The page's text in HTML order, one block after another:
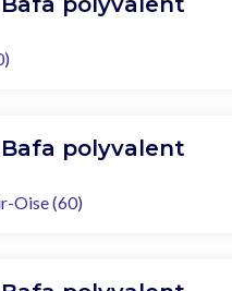
Bafa polyvalent
Oise (60)